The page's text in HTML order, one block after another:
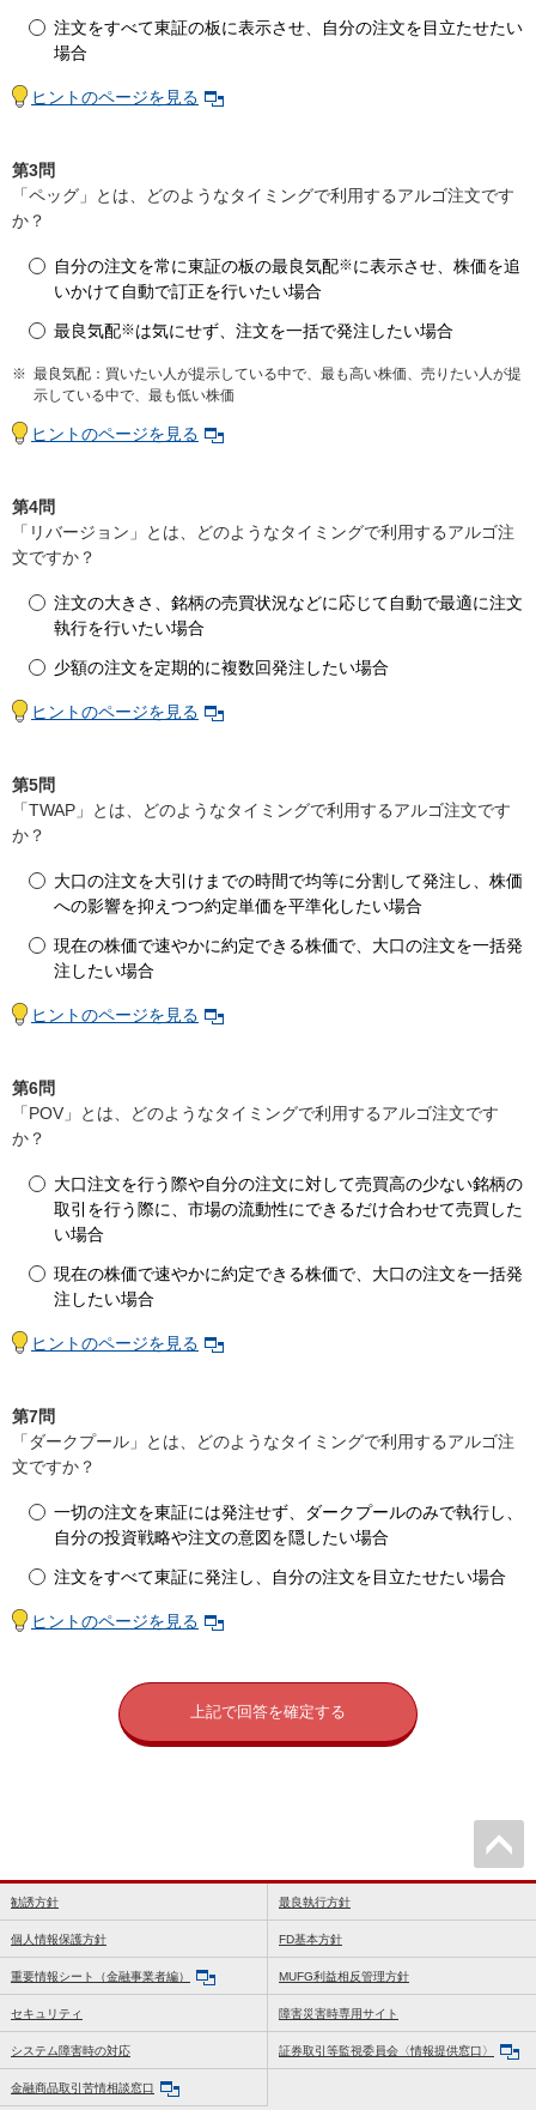
注文をすべて東証の板に表示させ、自分の注文を目立たせたい
場合
ヒントのページを見る
第3問
「ペッグ」とは、どのようなタイミングで利用するアルゴ注文です
か？
自分の注文を常に東証の板の最良気配※に表示させ、株価を追
いかけて自動で訂正を行いたい場合
最良気配※は気にせず、注文を一括で発注したい場合
※ 最良気配：買いたい人が提示している中で、最も高い株価、売りたい人が提
示している中で、最も低い株価
ヒントのページを見る
第4問
「リバージョン」とは、どのようなタイミングで利用するアルゴ注
文ですか？
注文の大きさ、銘柄の売買状況などに応じて自動で最適に注文
執行を行いたい場合
少額の注文を定期的に複数回発注したい場合
ヒントのページを見る
第5問
「TWAP」とは、どのようなタイミングで利用するアルゴ注文です
か？
大口の注文を大引けまでの時間で均等に分割して発注し、株価
への影響を抑えつつ約定単価を平準化したい場合
現在の株価で速やかに約定できる株価で、大口の注文を一括発
注したい場合
ヒントのページを見る
第6問
「POV」とは、どのようなタイミングで利用するアルゴ注文です
か？
大口注文を行う際や自分の注文に対して売買高の少ない銘柄の
取引を行う際に、市場の流動性にできるだけ合わせて売買した
い場合
現在の株価で速やかに約定できる株価で、大口の注文を一括発
注したい場合
ヒントのページを見る
第7問
「ダークプール」とは、どのようなタイミングで利用するアルゴ注
文ですか？
一切の注文を東証には発注せず、ダークプールのみで執行し、
自分の投資戦略や注文の意図を隠したい場合
注文をすべて東証に発注し、自分の注文を目立たせたい場合
ヒントのページを見る
上記で回答を確定する
勧誘方針 最良執行方針
個人情報保護方針 FD基本方針
重要情報シート（金融事業者編） MUFG利益相反管理方針
セキュリティ 障害災害時専用サイト
システム障害時の対応 証券取引等監視委員会〈情報提供窓口〉
金融商品取引苦情相談窓口